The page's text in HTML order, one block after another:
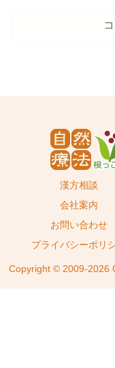
漢方相談
会社案内
お問い合わせ
プライバシーポリ
Copyright © 2009-2026